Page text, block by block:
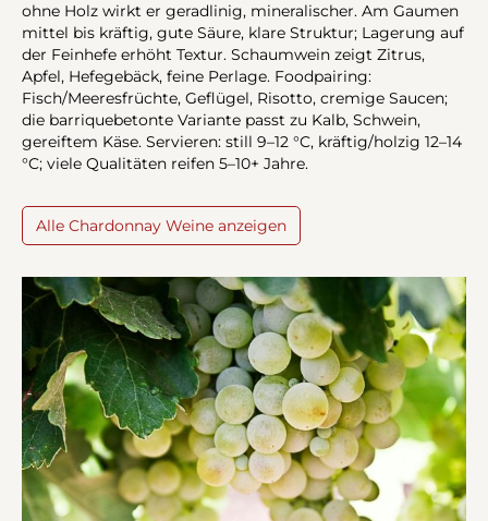
ohne Holz wirkt er geradlinig, mineralischer. Am Gaumen
mittel bis kräftig, gute Säure, klare Struktur; Lagerung auf
der Feinhefe erhöht Textur. Schaumwein zeigt Zitrus,
Apfel, Hefegebäck, feine Perlage. Foodpairing:
Fisch/Meeresfrüchte, Geflügel, Risotto, cremige Saucen;
die barriquebetonte Variante passt zu Kalb, Schwein,
gereiftem Käse. Servieren: still 9–12 °C, kräftig/holzig 12–14
°C; viele Qualitäten reifen 5–10+ Jahre.
Alle Chardonnay Weine anzeigen